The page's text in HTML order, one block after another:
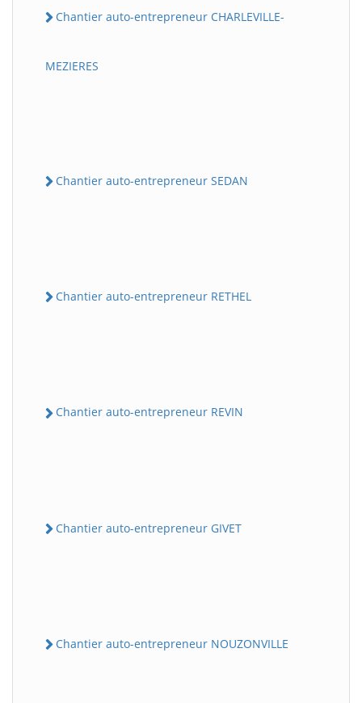
Chantier auto-entrepreneur CHARLEVILLE-
MEZIERES
Chantier auto-entrepreneur SEDAN
Chantier auto-entrepreneur RETHEL
Chantier auto-entrepreneur REVIN
Chantier auto-entrepreneur GIVET
Chantier auto-entrepreneur NOUZONVILLE